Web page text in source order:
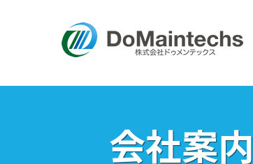
会社案内